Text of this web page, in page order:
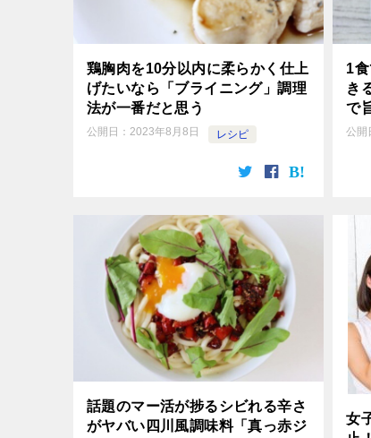
鶏胸肉を10分以内に柔らかく仕上
げたいなら「ブライニング」調理
法が一番だと思う
公開日： 2023年8月8日 レシピ
1
き
で
公開
話題のマー活が捗るシビれる辛さ
がヤバい四川風調味料「真っ赤ジ
女